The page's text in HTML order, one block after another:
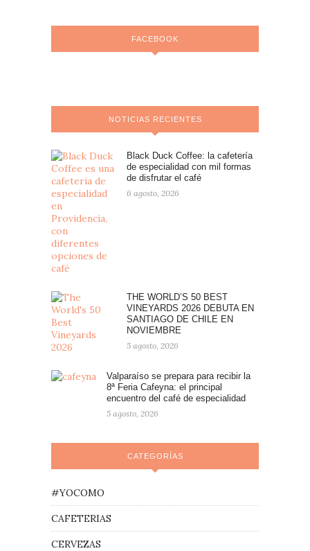
FACEBOOK
NOTICIAS RECIENTES
Black Duck Coffee: la cafetería
de especialidad con mil formas
de disfrutar el café
6 agosto, 2026
THE WORLD’S 50 BEST
VINEYARDS 2026 DEBUTA EN
SANTIAGO DE CHILE EN
NOVIEMBRE
5 agosto, 2026
Valparaíso se prepara para recibir la
8ª Feria Cafeyna: el principal
encuentro del café de especialidad
5 agosto, 2026
CATEGORÍAS
#YOCOMO
CAFETERIAS
CERVEZAS